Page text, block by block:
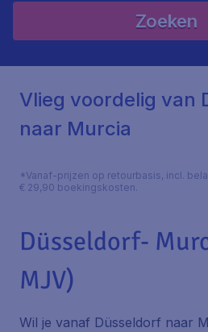
Zoeken
Vlieg voordelig van
naar Murcia
*Vanaf-prijzen op retourbasis, incl.
€ 29,90 boekingskosten.
Düsseldorf-
MJV)
Wil je vanaf Düsseldorf naar